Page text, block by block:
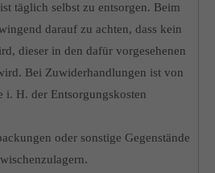
täglich selbst zu entsorgen. Beim
darauf zu achten, dass kein
dieser in den dafür vorgesehenen
Bei Zuwiderhandlungen ist von
i. H. der Entsorgungskosten
oder sonstige Gegenstände